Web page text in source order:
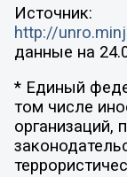
Источник:
http://
данные на
* Единый
том числе
организаций,